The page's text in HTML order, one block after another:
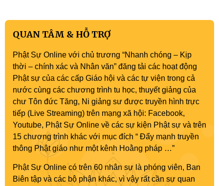
QUAN TÂM & HỖ TRỢ
Phật Sự Online với chủ trương “Nhanh chóng – Kịp
thời – chính xác và Nhân văn” đăng tải các hoạt động
Phật sự của các cấp Giáo hội và các tự viện trong cả
nước cùng các chương trình tu học, thuyết giảng của
chư Tôn đức Tăng, Ni giảng sư được truyền hình trực
tiếp (Live Streaming) trên mạng xã hội: Facebook,
Youtube, Phật Sự Online về các sự kiện Phật sự và trên
15 chương trình khác với mục đích “ Đẩy mạnh truyền
thông Phật giáo như một kênh Hoằng pháp …”
Phật Sự Online có trên 60 nhân sự là phóng viên, Ban
Biên tập và các bộ phận khác, vì vậy rất cần sự quan